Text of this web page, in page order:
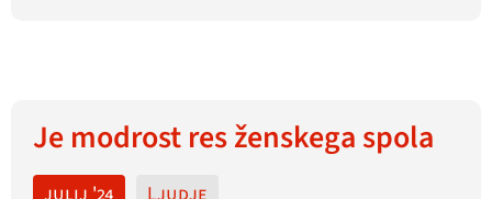
Je modrost res ženskega spola